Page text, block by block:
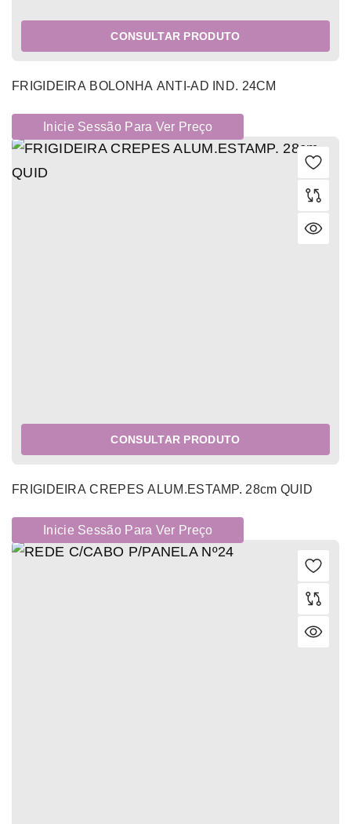
CONSULTAR PRODUTO
FRIGIDEIRA BOLONHA ANTI-AD IND. 24CM
Inicie Sessão Para Ver Preço
CONSULTAR PRODUTO
FRIGIDEIRA CREPES ALUM.ESTAMP. 28cm QUID
Inicie Sessão Para Ver Preço